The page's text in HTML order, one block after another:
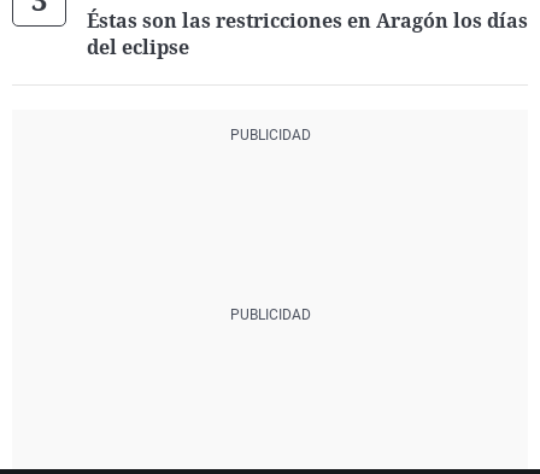
Éstas son las restricciones en Aragón los días
del eclipse